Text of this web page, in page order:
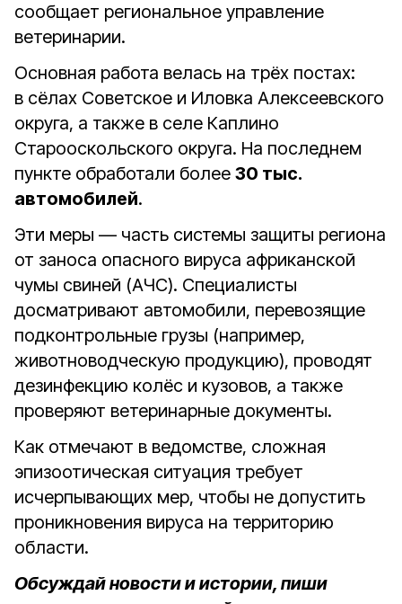
сообщает региональное управление
ветеринарии.
Основная работа велась на трёх постах:
в сёлах Советское и Иловка Алексеевского
округа, а также в селе Каплино
Старооскольского округа. На последнем
пункте обработали более 30 тыс.
автомобилей.
Эти меры — часть системы защиты региона
от заноса опасного вируса африканской
чумы свиней (АЧС). Специалисты
досматривают автомобили, перевозящие
подконтрольные грузы (например,
животноводческую продукцию), проводят
дезинфекцию колёс и кузовов, а также
проверяют ветеринарные документы.
Как отмечают в ведомстве, сложная
эпизоотическая ситуация требует
исчерпывающих мер, чтобы не допустить
проникновения вируса на территорию
области.
Обсуждай новости и истории, пиши